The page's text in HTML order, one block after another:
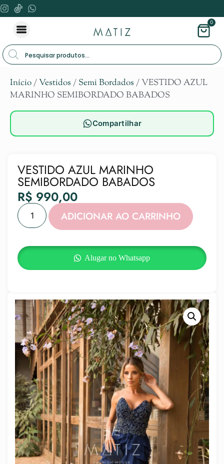
0
Início/Vestidos / Semi Bordados / VESTIDO AZUL
MARINHO SEMIBORDADO BABADOS
Compartilhar
VESTIDO AZUL MARINHO
SEMIBORDADO BABADOS
R$ 990,00
ADICIONAR AO CARRINHO
Alugar no Whatsapp